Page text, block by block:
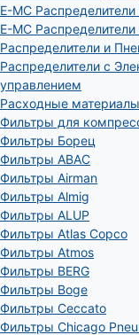
E-MC
E-MC
Распределители и
Распределители с
управлением
Расходные
Фильтры для
Фильтры Борец
Фильтры ABAC
Фильтры Airman
Фильтры Almig
Фильтры ALUP
Фильтры Atlas Copco
Фильтры Atmos
Фильтры BERG
Фильтры Boge
Фильтры Ceccato
Фильтры Chicago